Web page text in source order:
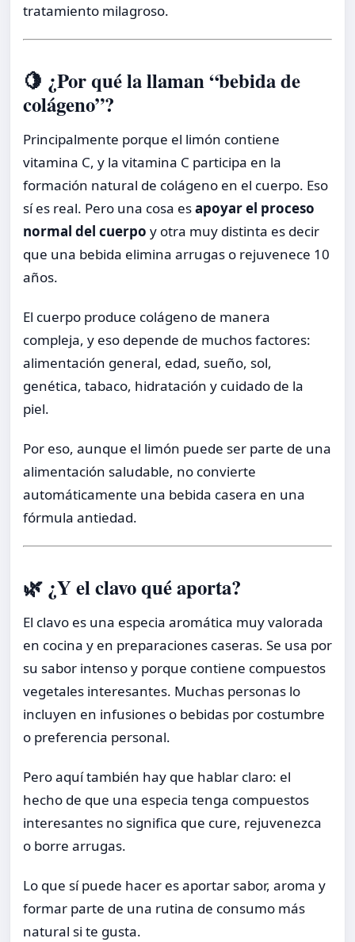
tratamiento milagroso.
🍋 ¿Por qué la llaman “bebida de
colágeno”?
Principalmente porque el limón contiene
vitamina C, y la vitamina C participa en la
formación natural de colágeno en el cuerpo. Eso
sí es real. Pero una cosa esapoyar el proceso
normal del cuerpo y otra muy distinta es decir
que una bebida elimina arrugas o rejuvenece 10
años.
El cuerpo produce colágeno de manera
compleja, y eso depende de muchos factores:
alimentación general, edad, sueño, sol,
genética, tabaco, hidratación y cuidado de la
piel.
Por eso, aunque el limón puede ser parte de una
alimentación saludable, no convierte
automáticamente una bebida casera en una
fórmula antiedad.
🌿 ¿Y el clavo qué aporta?
El clavo es una especia aromática muy valorada
en cocina y en preparaciones caseras. Se usa por
su sabor intenso y porque contiene compuestos
vegetales interesantes. Muchas personas lo
incluyen en infusiones o bebidas por costumbre
o preferencia personal.
Pero aquí también hay que hablar claro: el
hecho de que una especia tenga compuestos
interesantes no significa que cure, rejuvenezca
o borre arrugas.
Lo que sí puede hacer es aportar sabor, aroma y
formar parte de una rutina de consumo más
natural si te gusta.